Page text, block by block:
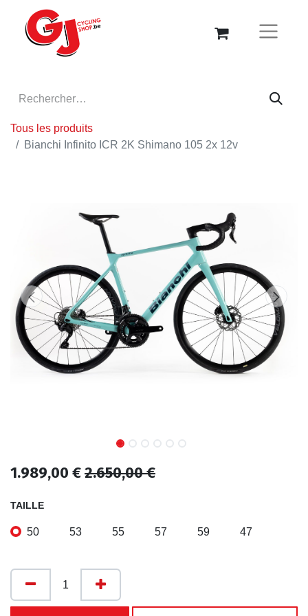
Tous les produits
Bianchi Infinito ICR 2K Shimano 105 2x 12v
1.989,00 €2.650,00€
TAILLE
50 53 55 57 59 47